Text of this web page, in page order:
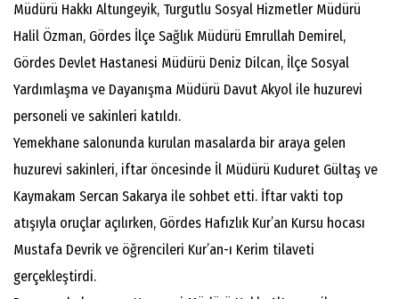
Müdürü Hakkı Altungeyik, Turgutlu Sosyal Hizmetler Müdürü
Halil Özman, Gördes İlçe Sağlık Müdürü Emrullah Demirel,
Gördes Devlet Hastanesi Müdürü Deniz Dilcan, İlçe Sosyal
Yardımlaşma ve Dayanışma Müdürü Davut Akyol ile huzurevi
personeli ve sakinleri katıldı.
Yemekhane salonunda kurulan masalarda bir araya gelen
huzurevi sakinleri, iftar öncesinde İl Müdürü Kuduret Gültaş ve
Kaymakam Sercan Sakarya ile sohbet etti. İftar vakti top
atışıyla oruçlar açılırken, Gördes Hafızlık Kur’an Kursu hocası
Mustafa Devrik ve öğrencileri Kur’an-ı Kerim tilaveti
gerçekleştirdi.